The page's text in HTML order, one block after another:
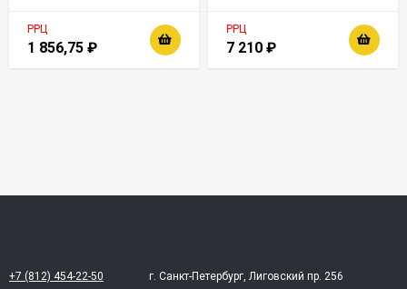
РРЦ
1 856,75 ₽
РРЦ
7 210 ₽
+7 (812) 454-22-50 г. Санкт-Петербург, Лиговский пр. 256